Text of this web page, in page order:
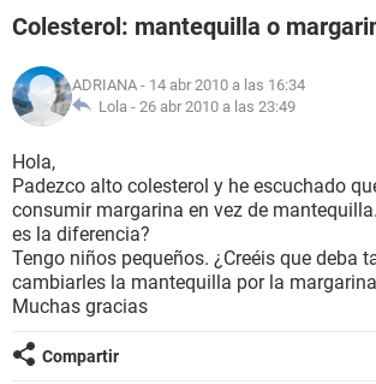
NUTRICIÓN
BIENESTAR
SEXUALIDAD
GLOSARIO
Colesterol: mantequilla o
ADRIANA - 14 abr 2010 a las 16:34
Lola - 26 abr 2010 a las 23:49
Hola,
Padezco alto colesterol y he escuchado
consumir margarina en vez de
es la diferencia?
Tengo niños pequeños. ¿Creéis que deba
cambiarles la mantequilla por la
Muchas gracias
Compartir